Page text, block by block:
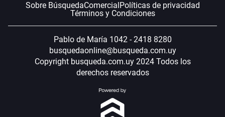
Sobre BúsquedaComercial Políticas de privacidad
Términos y Condiciones
Pablo de María 1042 - 2418 8280
busquedaonline@busqueda.com.uy
Copyright busqueda.com.uy 2024 Todos los
derechos reservados